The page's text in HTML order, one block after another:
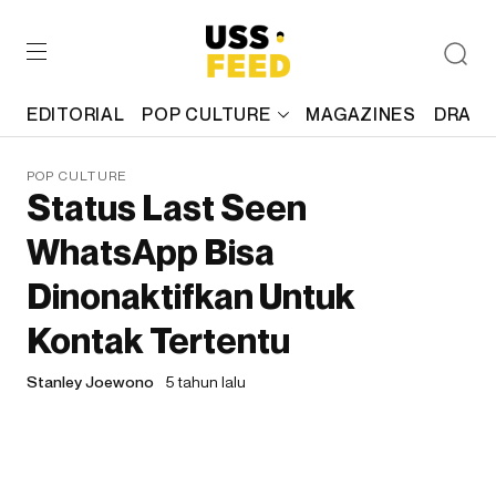
EDITORIAL POP CULTURE MAGAZINES
POP CULTURE
Status Last Seen
WhatsApp Bisa
Dinonaktifkan Untuk
Kontak Tertentu
Stanley Joewono 5 tahun lalu